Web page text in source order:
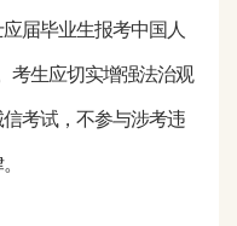
届毕业生报考中国人
考生应切实增强法治观
考试，不参与涉考违